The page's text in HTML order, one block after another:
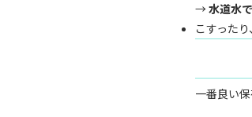
→水道水
こすった
一番良い